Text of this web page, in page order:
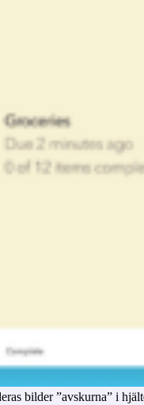
bilder ”avskurna” i